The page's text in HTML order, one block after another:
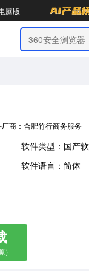
脑版
商：合肥竹行商务服务有
软件类型：国产
软件语言：简体